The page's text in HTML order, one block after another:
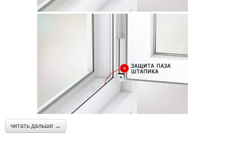
читать дальше →